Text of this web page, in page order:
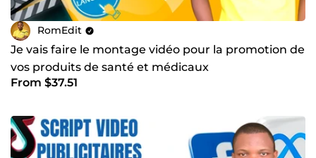
RomEdit
Je vais faire le montage vidéo pour la promotion de
vos produits de santé et médicaux
From $37.51